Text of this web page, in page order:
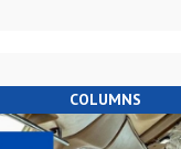
COLUMNS